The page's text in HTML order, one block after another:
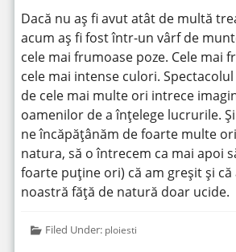
Dacă nu aș fi avut atât de multă
acum aș fi fost într-un vârf de
cele mai frumoase poze. Cele mai
cele mai intense culori.
de cele mai multe ori intrece
oamenilor de a înțelege lucrurile.
ne încăpățânăm de foarte multe
natura, să o întrecem ca mai apoi
foarte puține ori) că am greșit și
noastră făță de natură doar ucide.
Filed Under: ploiesti